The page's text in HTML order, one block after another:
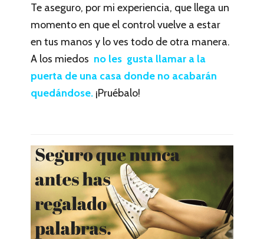
Te aseguro, por mi experiencia, que llega un
momento en que el control vuelve a estar
en tus manos y lo ves todo de otra manera.
A los miedos no les gusta llamar a la
puerta de una casa donde no acabarán
quedándose. ¡Pruébalo!